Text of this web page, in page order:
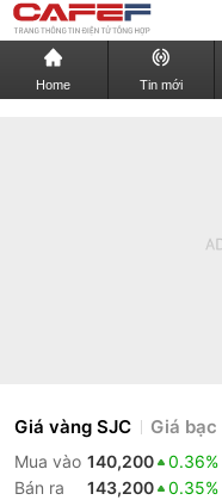
Home Tin mới
Giá vàng SJC Giá bạc
Mua vào 140,200
0.36%
Bán ra
143,200 0.35%